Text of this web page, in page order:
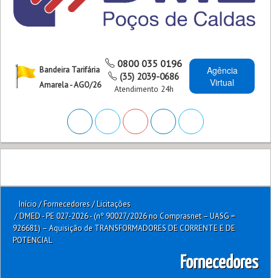
Bandeira Tarifária
Amarela - AGO/26
0800 035 0196
(35) 2039-0686
Atendimento 24h
Agência
Virtual
Início/Fornecedores/Licitações
/DMED - PE 027-2026 - (nº 90027/2026 no Comprasnet – UASG =
926681) – Aquisição de TRANSFORMADORES DE CORRENTE E DE
POTENCIAL
Fornecedores